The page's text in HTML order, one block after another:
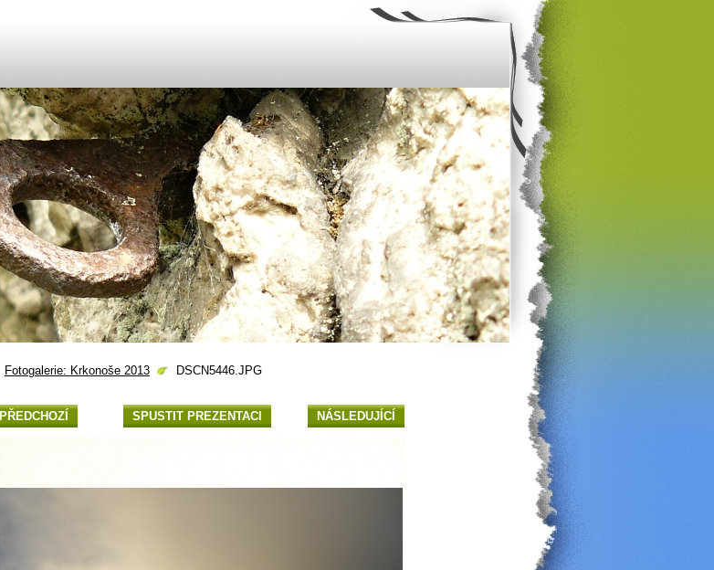
Fotogalerie: Krkonoše 2013 DSCN5446.JPG
PŘEDCHOZÍ SPUSTIT PREZENTACI NÁSLEDUJÍCÍ